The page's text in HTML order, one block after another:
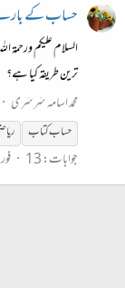
حساب کے
ترین طریقہ کیا ہے؟
محمد اسامہ سَرسَری
حساب کتاب
جوابات: 13